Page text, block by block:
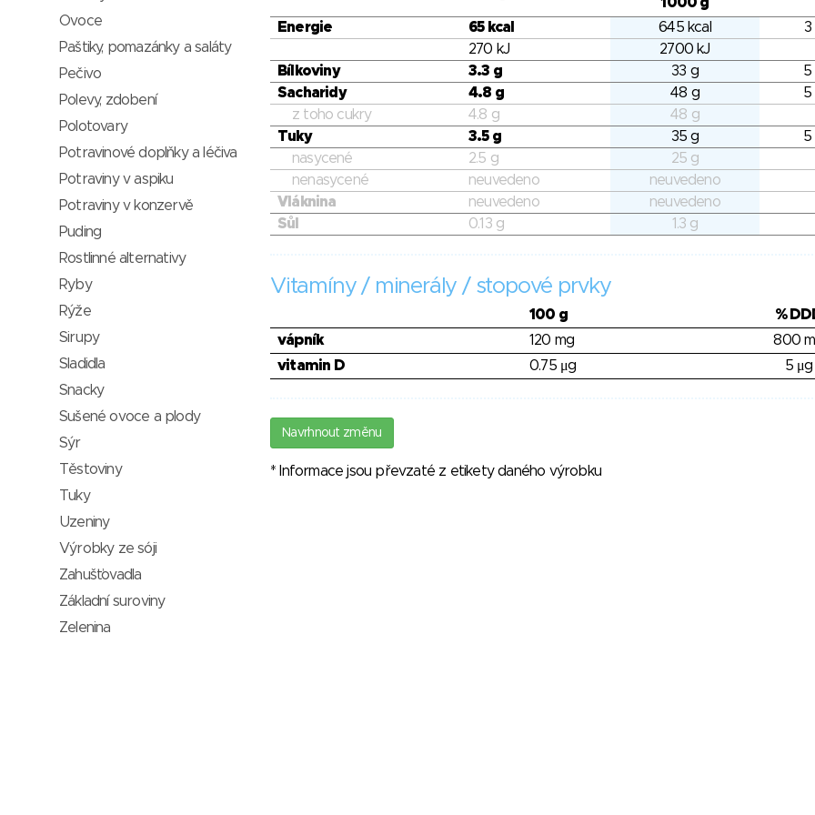
1000 g
Energie 65 kcal 645 kcal
3
270 kJ
2700 kJ
Bílkoviny
3.3 g 33 g
5
Sacharidy
4.8 g 48 g
5
z toho cukry
4.8 g
48 g
Tuky
3.5 g 35 g
5
nasycené
2.5 g
25 g
nenasycené
neuvedeno
neuvedeno
Vláknina
neuvedeno
neuvedeno
Sůl
0.13 g 1.3 g
Vitamíny / minerály / stopové prvky
100 g
%
vápník
120 mg
800
vitamin D
0.75 μg 5 μg
Navrhnout změnu
* Informace jsou převzaté z etikety daného výrobku
Ovoce
Paštiky, pomazánky a saláty
Pečivo
Polevy, zdobení
Polotovary
Potravinové doplňky a léčiva
Potraviny v aspiku
Potraviny v konzervě
Puding
Rostlinné alternativy
Ryby
Rýže
Sirupy
Sladidla
Snacky
Sušené ovoce a plody
Sýr
Těstoviny
Tuky
Uzeniny
Výrobky ze sóji
Zahušťovadla
Základní suroviny
Zelenina